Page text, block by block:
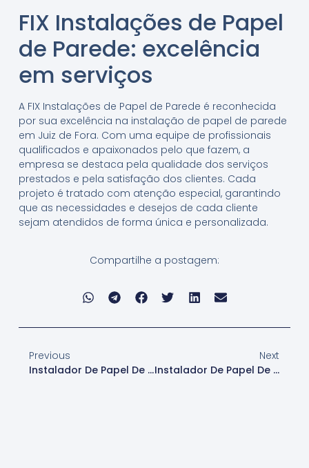
FIX Instalações de Papel
de Parede: excelência
em serviços
A FIX Instalações de Papel de Parede é reconhecida
por sua excelência na instalação de papel de parede
em Juiz de Fora. Com uma equipe de profissionais
qualificados e apaixonados pelo que fazem, a
empresa se destaca pela qualidade dos serviços
prestados e pela satisfação dos clientes. Cada
projeto é tratado com atenção especial, garantindo
que as necessidades e desejos de cada cliente
sejam atendidos de forma única e personalizada.
Compartilhe a postagem:
Previous
Instalador De Papel De Parede Itapevi
Next
Instalador De Papel De Parede Lapa